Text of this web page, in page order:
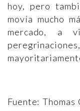
hoy, pero
movía mucho
mercado, a
Fuente: Thomas